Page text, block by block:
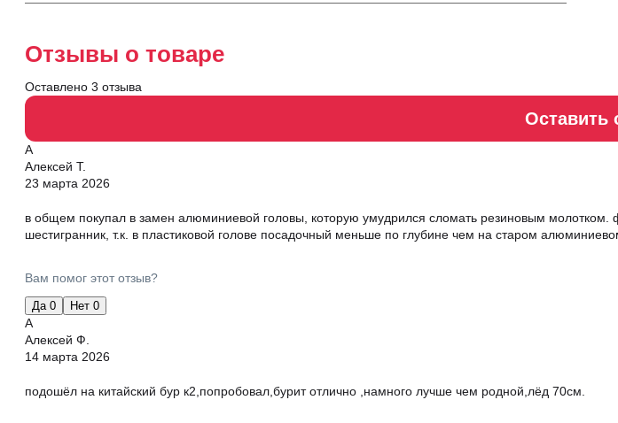
Отзывы о товаре
Оставлено 3 отзыва
Оставить
А
Алексей Т.
23 марта 2026
в общем покупал в замен алюминиевой головы, которую умудрился сломать резиновым молотком.
шестигранник, т.к. в пластиковой голове посадочный меньше по глубине чем на старом
Вам помог этот отзыв?
Да 0 Нет 0
А
Алексей Ф.
14 марта 2026
подошёл на китайский бур к2,попробовал,бурит отлично ,намного лучше чем родной,лёд 70см.